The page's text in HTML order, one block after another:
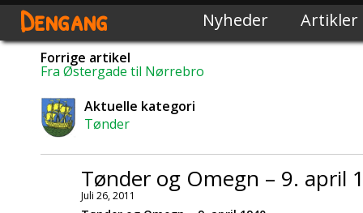
Dengang Nyheder Artikler
Forrige artikel
Fra Østergade til Nørrebro
Aktuelle kategori
Tønder
Tønder og Omegn – 9. april
Juli 26, 2011